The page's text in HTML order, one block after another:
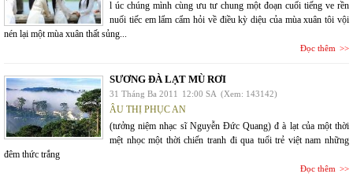
l úc chúng mình cùng ưu tư chung một đoạn cuối tiếng ve rền
nuối tiếc em lẩm cẩm hỏi về điều kỳ diệu của mùa xuân tôi vội
nén lại một mùa xuân thất sủng...
Đọc thêm
SƯƠNG ĐÀ LẠT MÙ RƠI
31 Tháng Ba 2011 12:00 SA (Xem: 143142)
ÂU THỊ PHỤC AN
(tưởng niệm nhạc sĩ Nguyễn Đức Quang) đ à lạt của một thời
mệt nhọc một thời chiến tranh đi qua tuổi trẻ việt nam những
đêm thức trắng
Đọc thêm